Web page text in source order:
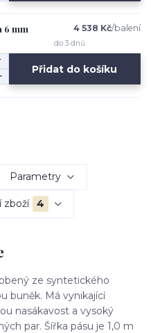
6 mm 4 538 Kč/balení
do 3 dnů
Přidat do košíku
Parametry
zboží 4
ze syntetického
buněk. Má vynikající
nasákavost a vysoký
par. Šířka pásu je 1,0 m